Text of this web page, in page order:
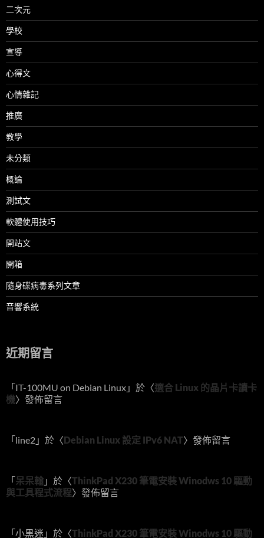
二次元
學校
宣導
心得文
心情雜記
推廣
教學
未分類
概論
測試文
軟體使用技巧
開站文
開箱
隨身碟病毒系列文章
音響系統
近期留言
「IT-100MU on Debian Linux 」於〈適合 Linux 的晶片卡讀卡
機〉發佈留言
「line2 」於〈Debian Linux 設定 IPv6 NAT〉發佈留言
「呆呆翰 」於〈ThinkPad X230 筆電安裝 Winodws 10 驅動
與工具程式流程〉發佈留言
「小黑迷 」於〈ThinkPad X230 筆電安裝 Winodws 10 驅動